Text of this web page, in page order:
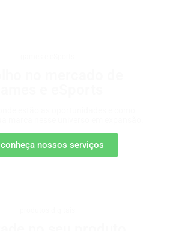
conheça nossos serviços